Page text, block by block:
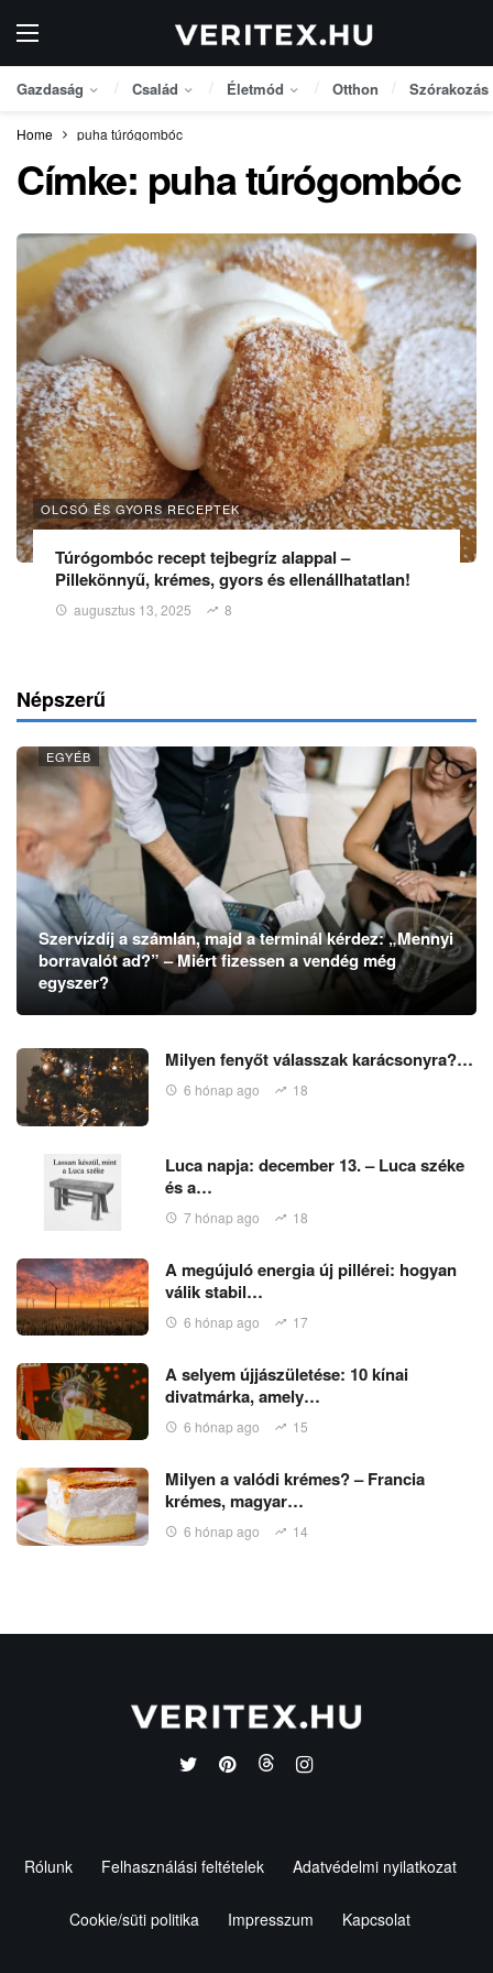
Gazdaság Család Életmód Otthon Szórakozás
Home puha túrógombóc
Címke: puha túrógombóc
OLCSÓ ÉS GYORS RECEPTEK
Túrógombóc recept tejbegríz alappal –
Pillekönnyű, krémes, gyors és ellenállhatatlan!
augusztus 13, 2025 8
Népszerű
EGYÉB
Szervízdíj a számlán, majd a terminál kérdez: „Mennyi
borravalót ad?” – Miért fizessen a vendég még
egyszer?
Milyen fenyőt válasszak karácsonyra?…
6 hónap ago 18
Luca napja: december 13. – Luca széke
és a…
7 hónap ago 18
A megújuló energia új pillérei: hogyan
válik stabil…
6 hónap ago 17
A selyem újjászületése: 10 kínai
divatmárka, amely…
6 hónap ago 15
Milyen a valódi krémes? – Francia
krémes, magyar…
6 hónap ago 14
Rólunk Felhasználási feltételek Adatvédelmi nyilatkozat
Cookie/süti politika Impresszum Kapcsolat